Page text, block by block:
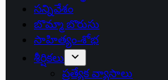
సన్నివేశం
బొమ్మా బొరుసు
సాహిత్యం-శోభ
శీర్షికలు
ప్రత్యేక వ్యాసాలు